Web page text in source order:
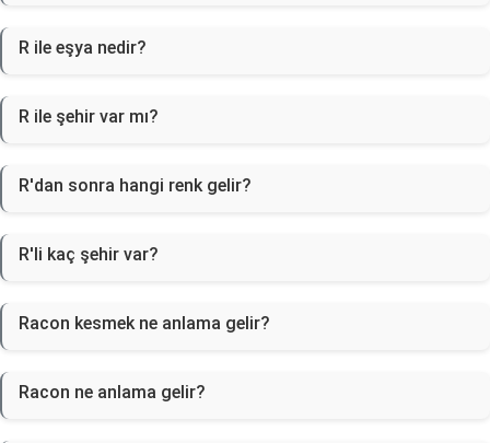
R ile eşya nedir?
R ile şehir var mı?
R'dan sonra hangi renk gelir?
R'li kaç şehir var?
Racon kesmek ne anlama gelir?
Racon ne anlama gelir?